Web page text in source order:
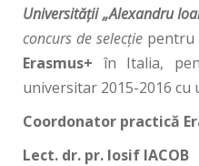
Universităţii „Alexandru
concurs de selecţie pentru
Erasmus+ în Italia,
universitar 2015-2016 cu
Coordonator practică
Lect. dr. pr. Iosif IACOB